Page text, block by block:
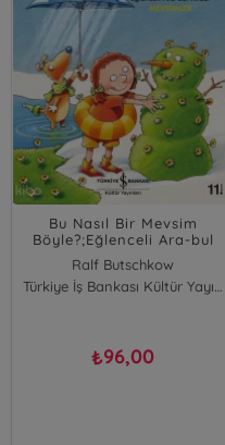
Bu Nasıl Bir Mevsim
Böyle?;Eğlenceli Ara-bul
Kitabı - Mevsimler
Ralf Butschkow
Türkiye İş Bankası Kültür Yayınları
₺96,00